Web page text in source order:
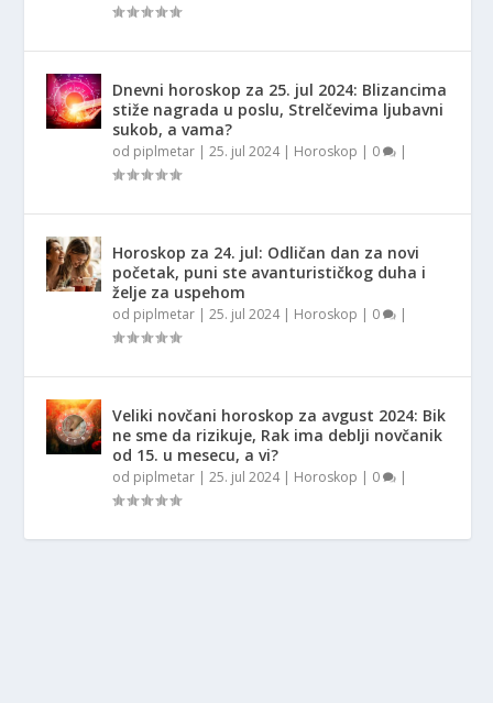
Dnevni horoskop za 25. jul 2024: Blizancima
stiže nagrada u poslu, Strelčevima ljubavni
sukob, a vama?
od piplmetar |25. jul 2024| Horoskop | 0 |
Horoskop za 24. jul: Odličan dan za novi
početak, puni ste avanturističkog duha i
želje za uspehom
od piplmetar |25. jul 2024| Horoskop | 0 |
Veliki novčani horoskop za avgust 2024: Bik
ne sme da rizikuje, Rak ima deblji novčanik
od 15. u mesecu, a vi?
od piplmetar |25. jul 2024| Horoskop | 0 |